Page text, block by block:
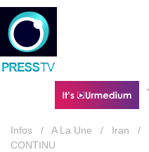
Infos / A La Une / Iran /
CONTINU